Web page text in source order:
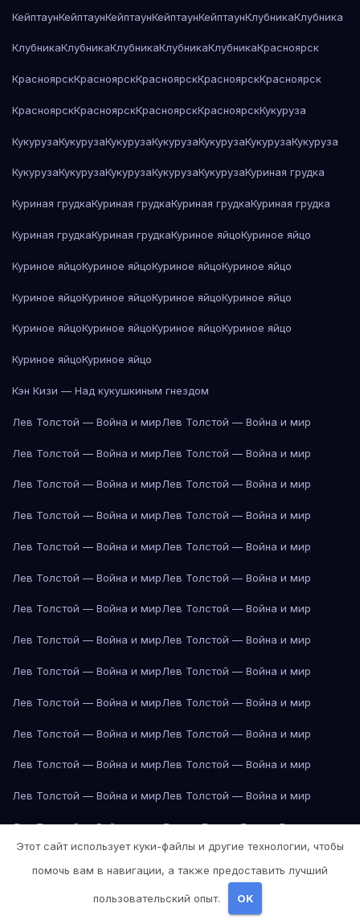
КейптаунКейптаунКейптаунКейптаунКейптаунКлубникаКлубника
КлубникаКлубникаКлубникаКлубникаКлубникаКрасноярск
КрасноярскКрасноярскКрасноярскКрасноярскКрасноярск
КрасноярскКрасноярскКрасноярскКрасноярскКукуруза
КукурузаКукурузаКукурузаКукурузаКукурузаКукурузаКукуруза
КукурузаКукурузаКукурузаКукурузаКукурузаКуриная грудка
Куриная грудкаКуриная грудкаКуриная грудкаКуриная грудка
Куриная грудкаКуриная грудкаКуриное яйцоКуриное яйцо
Куриное яйцоКуриное яйцоКуриное яйцоКуриное яйцо
Куриное яйцоКуриное яйцоКуриное яйцоКуриное яйцо
Куриное яйцоКуриное яйцоКуриное яйцоКуриное яйцо
Куриное яйцоКуриное яйцо
Кэн Кизи — Над кукушкиным гнездом
Лев Толстой — Война и мирЛев Толстой — Война и мир
Лев Толстой — Война и мирЛев Толстой — Война и мир
Лев Толстой — Война и мирЛев Толстой — Война и мир
Лев Толстой — Война и мирЛев Толстой — Война и мир
Лев Толстой — Война и мирЛев Толстой — Война и мир
Лев Толстой — Война и мирЛев Толстой — Война и мир
Лев Толстой — Война и мирЛев Толстой — Война и мир
Лев Толстой — Война и мирЛев Толстой — Война и мир
Лев Толстой — Война и мирЛев Толстой — Война и мир
Лев Толстой — Война и мирЛев Толстой — Война и мир
Лев Толстой — Война и мирЛев Толстой — Война и мир
Лев Толстой — Война и мирЛев Толстой — Война и мир
Лев Толстой — Война и мирЛев Толстой — Война и мир
Лев Толстой — Война и мирЛондонЛондонЛондонЛондон
Лос-Анджелес Лос-Анджелес
Лос-АнджелесЛос-Анджелес
Этот сайт использует куки-файлы и другие технологии, чтобы
помочь вам в навигации, а также предоставить лучший
пользовательский опыт. OK